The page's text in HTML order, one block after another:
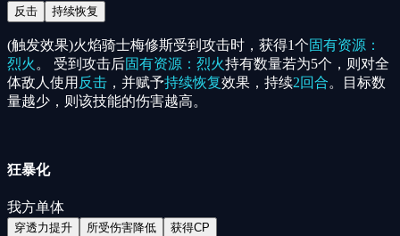
反击 持续恢复
(触发效果)火焰骑士梅修斯受到攻击时，获得1个固有资源：
烈火 。 受到攻击后固有资源：烈火持有数量若为5个，则对全
体敌人使用 反击 ，并赋予持续恢复效果，持续2回合。目标数
量越少，则该技能的伤害越高。
狂暴化
我方单体
穿透力提升 所受伤害降低 获得CP